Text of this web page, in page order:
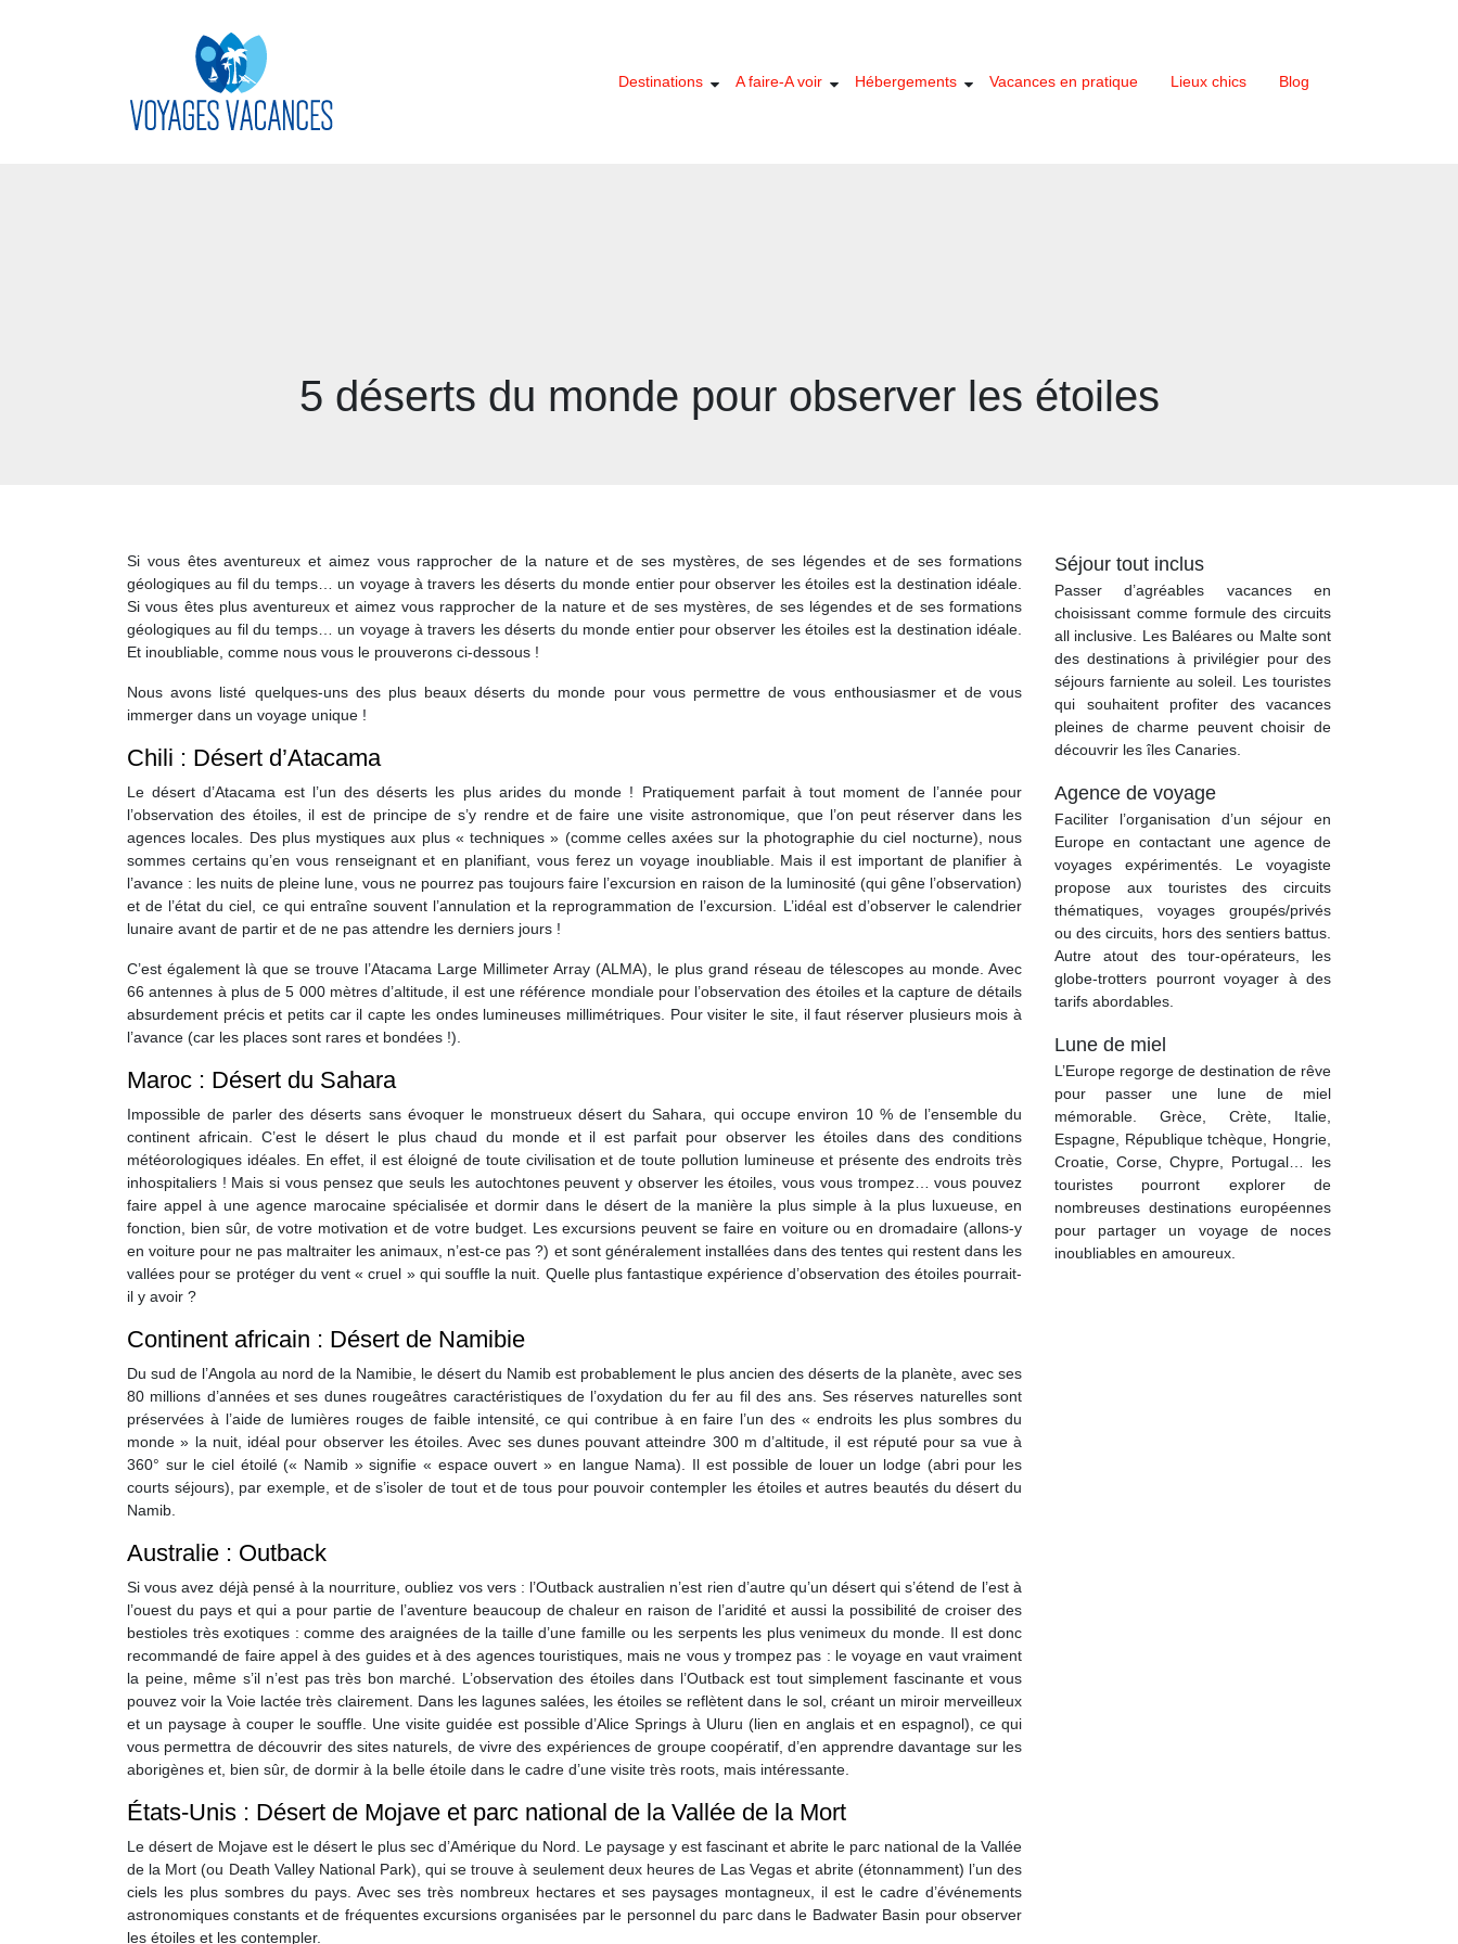
Destinations A faire-A voir Hébergements Vacances en pratique Lieux chics Blog
5 déserts du monde pour observer les étoiles
Si vous êtes aventureux et aimez vous rapprocher de la nature et de ses mystères, de ses légendes et de ses formations
géologiques au fil du temps… un voyage à travers les déserts du monde entier pour observer les étoiles est la destination idéale.
Si vous êtes plus aventureux et aimez vous rapprocher de la nature et de ses mystères, de ses légendes et de ses formations
géologiques au fil du temps… un voyage à travers les déserts du monde entier pour observer les étoiles est la destination idéale.
Et inoubliable, comme nous vous le prouverons ci-dessous !
Nous avons listé quelques-uns des plus beaux déserts du monde pour vous permettre de vous enthousiasmer et de vous
immerger dans un voyage unique !
Chili : Désert d’Atacama
Le désert d’Atacama est l’un des déserts les plus arides du monde ! Pratiquement parfait à tout moment de l’année pour
l’observation des étoiles, il est de principe de s’y rendre et de faire une visite astronomique, que l’on peut réserver dans les
agences locales. Des plus mystiques aux plus « techniques » (comme celles axées sur la photographie du ciel nocturne), nous
sommes certains qu’en vous renseignant et en planifiant, vous ferez un voyage inoubliable. Mais il est important de planifier à
l’avance : les nuits de pleine lune, vous ne pourrez pas toujours faire l’excursion en raison de la luminosité (qui gêne l’observation)
et de l’état du ciel, ce qui entraîne souvent l’annulation et la reprogrammation de l’excursion. L’idéal est d’observer le calendrier
lunaire avant de partir et de ne pas attendre les derniers jours !
C’est également là que se trouve l’Atacama Large Millimeter Array (ALMA), le plus grand réseau de télescopes au monde. Avec
66 antennes à plus de 5 000 mètres d’altitude, il est une référence mondiale pour l’observation des étoiles et la capture de détails
absurdement précis et petits car il capte les ondes lumineuses millimétriques. Pour visiter le site, il faut réserver plusieurs mois à
l’avance (car les places sont rares et bondées !).
Maroc : Désert du Sahara
Impossible de parler des déserts sans évoquer le monstrueux désert du Sahara, qui occupe environ 10 % de l’ensemble du
continent africain. C’est le désert le plus chaud du monde et il est parfait pour observer les étoiles dans des conditions
météorologiques idéales. En effet, il est éloigné de toute civilisation et de toute pollution lumineuse et présente des endroits très
inhospitaliers ! Mais si vous pensez que seuls les autochtones peuvent y observer les étoiles, vous vous trompez… vous pouvez
faire appel à une agence marocaine spécialisée et dormir dans le désert de la manière la plus simple à la plus luxueuse, en
fonction, bien sûr, de votre motivation et de votre budget. Les excursions peuvent se faire en voiture ou en dromadaire (allons-y
en voiture pour ne pas maltraiter les animaux, n’est-ce pas ?) et sont généralement installées dans des tentes qui restent dans les
vallées pour se protéger du vent « cruel » qui souffle la nuit. Quelle plus fantastique expérience d’observation des étoiles pourrait-
il y avoir ?
Continent africain : Désert de Namibie
Du sud de l’Angola au nord de la Namibie, le désert du Namib est probablement le plus ancien des déserts de la planète, avec ses
80 millions d’années et ses dunes rougeâtres caractéristiques de l’oxydation du fer au fil des ans. Ses réserves naturelles sont
préservées à l’aide de lumières rouges de faible intensité, ce qui contribue à en faire l’un des « endroits les plus sombres du
monde » la nuit, idéal pour observer les étoiles. Avec ses dunes pouvant atteindre 300 m d’altitude, il est réputé pour sa vue à
360° sur le ciel étoilé (« Namib » signifie « espace ouvert » en langue Nama). Il est possible de louer un lodge (abri pour les
courts séjours), par exemple, et de s’isoler de tout et de tous pour pouvoir contempler les étoiles et autres beautés du désert du
Namib.
Australie : Outback
Si vous avez déjà pensé à la nourriture, oubliez vos vers : l’Outback australien n’est rien d’autre qu’un désert qui s’étend de l’est à
l’ouest du pays et qui a pour partie de l’aventure beaucoup de chaleur en raison de l’aridité et aussi la possibilité de croiser des
bestioles très exotiques : comme des araignées de la taille d’une famille ou les serpents les plus venimeux du monde. Il est donc
recommandé de faire appel à des guides et à des agences touristiques, mais ne vous y trompez pas : le voyage en vaut vraiment
la peine, même s’il n’est pas très bon marché. L’observation des étoiles dans l’Outback est tout simplement fascinante et vous
pouvez voir la Voie lactée très clairement. Dans les lagunes salées, les étoiles se reflètent dans le sol, créant un miroir merveilleux
et un paysage à couper le souffle. Une visite guidée est possible d’Alice Springs à Uluru (lien en anglais et en espagnol), ce qui
vous permettra de découvrir des sites naturels, de vivre des expériences de groupe coopératif, d’en apprendre davantage sur les
aborigènes et, bien sûr, de dormir à la belle étoile dans le cadre d’une visite très roots, mais intéressante.
États-Unis : Désert de Mojave et parc national de la Vallée de la Mort
Le désert de Mojave est le désert le plus sec d’Amérique du Nord. Le paysage y est fascinant et abrite le parc national de la Vallée
de la Mort (ou Death Valley National Park), qui se trouve à seulement deux heures de Las Vegas et abrite (étonnamment) l’un des
ciels les plus sombres du pays. Avec ses très nombreux hectares et ses paysages montagneux, il est le cadre d’événements
astronomiques constants et de fréquentes excursions organisées par le personnel du parc dans le Badwater Basin pour observer
les étoiles et les contempler.
Séjour tout inclus
Passer d’agréables vacances en
choisissant comme formule des circuits
all inclusive. Les Baléares ou Malte sont
des destinations à privilégier pour des
séjours farniente au soleil. Les touristes
qui souhaitent profiter des vacances
pleines de charme peuvent choisir de
découvrir les îles Canaries.
Agence de voyage
Faciliter l’organisation d’un séjour en
Europe en contactant une agence de
voyages expérimentés. Le voyagiste
propose aux touristes des circuits
thématiques, voyages groupés/privés
ou des circuits, hors des sentiers battus.
Autre atout des tour-opérateurs, les
globe-trotters pourront voyager à des
tarifs abordables.
Lune de miel
L’Europe regorge de destination de rêve
pour passer une lune de miel
mémorable. Grèce, Crète, Italie,
Espagne, République tchèque, Hongrie,
Croatie, Corse, Chypre, Portugal… les
touristes pourront explorer de
nombreuses destinations européennes
pour partager un voyage de noces
inoubliables en amoureux.